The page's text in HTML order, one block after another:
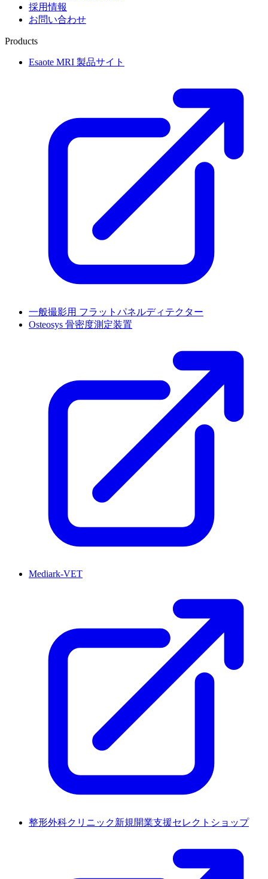
採用情報
お問い合わせ
Products
Esaote MRI 製品サイト
一般撮影用 フラットパネルディテクター
Osteosys 骨密度測定装置
Mediark-VET
整形外科クリニック新規開業支援セレクトショップ